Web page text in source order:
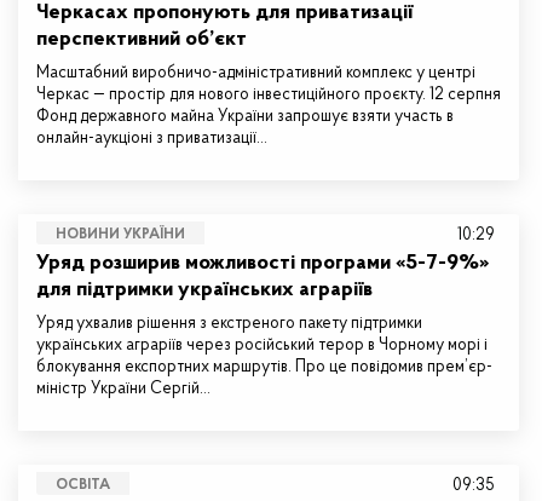
Черкасах пропонують для приватизації
перспективний об’єкт
Масштабний виробничо-адміністративний комплекс у центрі
Черкас — простір для нового інвестиційного проєкту. 12 серпня
Фонд державного майна України запрошує взяти участь в
онлайн-аукціоні з приватизації…
НОВИНИ УКРАЇНИ
Уряд розширив можливості програми «5-7-9%»
для підтримки українських аграріїв
Уряд ухвалив рішення з екстреного пакету підтримки
українських аграріїв через російський терор в Чорному морі і
блокування експортних маршрутів. Про це повідомив прем’єр-
міністр України Сергій…
10:29
ОСВІТА 09:35